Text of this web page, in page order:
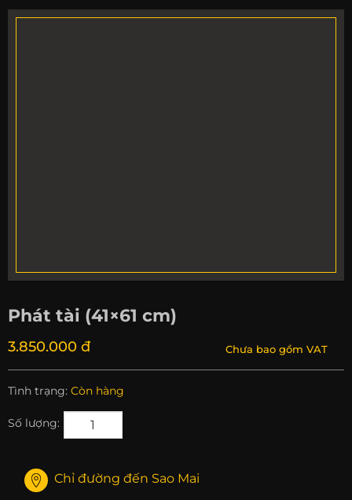
Phát tài (41×61 cm)
3.850.000 đ Chưa bao gồm VAT
Tình trạng: Còn hàng
Số lượng:
Chỉ đường đến Sao Mai